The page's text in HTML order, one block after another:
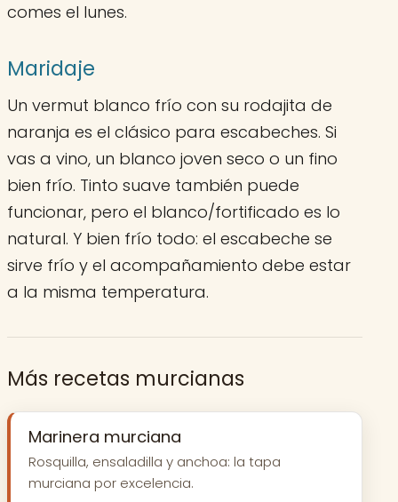
comes el lunes.
Maridaje
Un vermut blanco frío con su rodajita de
naranja es el clásico para escabeches. Si
vas a vino, un blanco joven seco o un fino
bien frío. Tinto suave también puede
funcionar, pero el blanco/fortificado es lo
natural. Y bien frío todo: el escabeche se
sirve frío y el acompañamiento debe estar
a la misma temperatura.
Más recetas murcianas
Marinera murciana
Rosquilla, ensaladilla y anchoa: la tapa
murciana por excelencia.